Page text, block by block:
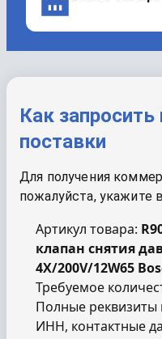
Как запросить
поставки
Для получения
пожалуйста, укажите
Артикул товара:
клапан снятия
4X/200V/12W65
Требуемое
Полные
ИНН, контактные